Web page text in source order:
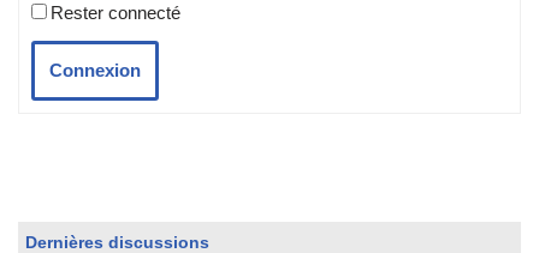
Rester connecté
Connexion
Dernières discussions